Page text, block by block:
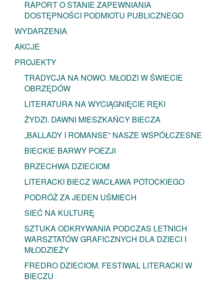
RAPORT O STANIE ZAPEWNIANIA
DOSTĘPNOŚCI PODMIOTU PUBLICZNEGO
WYDARZENIA
AKCJE
PROJEKTY
TRADYCJA NA NOWO. MŁODZI W ŚWIECIE
OBRZĘDÓW
LITERATURA NA WYCIĄGNIĘCIE RĘKI
ŻYDZI. DAWNI MIESZKAŃCY BIECZA
„BALLADY I ROMANSE” NASZE WSPÓŁCZESNE
BIECKIE BARWY POEZJI
BRZECHWA DZIECIOM
LITERACKI BIECZ WACŁAWA POTOCKIEGO
PODRÓŻ ZA JEDEN UŚMIECH
SIEĆ NA KULTURĘ
SZTUKA ODKRYWANIA PODCZAS LETNICH
WARSZTATÓW GRAFICZNYCH DLA DZIECI I
MŁODZIEŻY
FREDRO DZIECIOM. FESTIWAL LITERACKI W
BIECZU